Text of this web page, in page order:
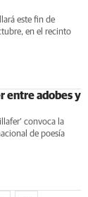
este fin de
en el recinto
entre adobes y
convoca la
de poesía